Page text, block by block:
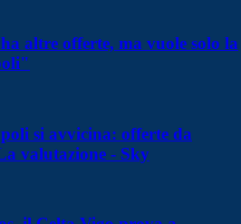
altre offerte, ma vuole solo la
si avvicina: offerte da
valutazione - Sky